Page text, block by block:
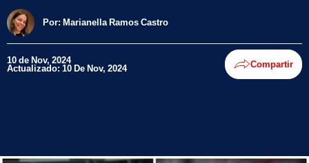
Por: Marianella Ramos Castro
10 de Nov, 2024
Actualizado: 10 De Nov, 2024 Compartir